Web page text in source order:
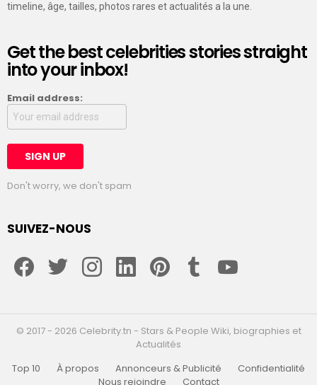
timeline, âge, tailles, photos rares et actualités a la une.
Get the best celebrities stories straight
into your inbox!
Email address:
Don't worry, we don't spam
SUIVEZ-NOUS
© 2017 - 2026 Celebrity.tn - Stars & People Wiki, biographies et
Actualités
Top 10
À propos Annonceurs & Publicité
Confidentialité
Nous rejoindre
Contact